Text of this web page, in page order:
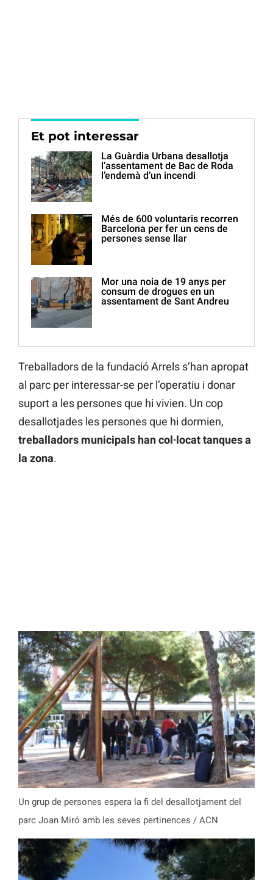
Et pot interessar
La Guàrdia Urbana desallotja
l’assentament de Bac de Roda
l’endemà d’un incendi
Més de 600 voluntaris recorren
Barcelona per fer un cens de
persones sense llar
Mor una noia de 19 anys per
consum de drogues en un
assentament de Sant Andreu
Treballadors de la fundació Arrels s’han apropat
al parc per interessar-se per l’operatiu i donar
suport a les persones que hi vivien. Un cop
desallotjades les persones que hi dormien,
treballadors municipals han col·locat tanques a
la zona.
Un grup de persones espera la fi del desallotjament del
parc Joan Miró amb les seves pertinences / ACN